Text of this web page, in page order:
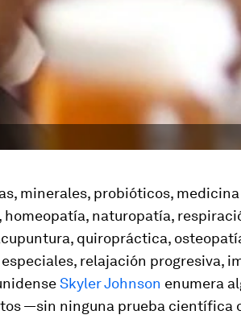
minerales, probióticos,
naturopatía,
quiropráctica,
relajación progresiva,
Skyler Johnson enumera
—sin ninguna prueba científica